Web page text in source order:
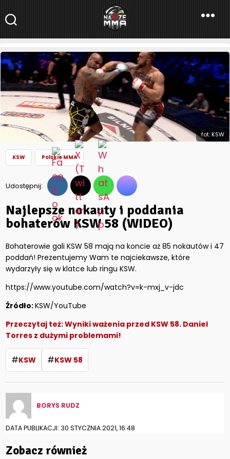
NaszeMMA
NaszeMMA.pl»Aktualności»Polskie MMA»KSW»Najlepsze
nokauty i poddania bohaterów KSW 58 (WIDEO)
fot. KSW
KSW Polskie MMA
Udostępnij:
Najlepsze nokauty i poddania
bohaterów KSW 58 (WIDEO)
Bohaterowie gali KSW 58 mają na koncie aż 85 nokautów i 47
poddań! Prezentujemy Wam te najciekawsze, które
wydarzyły się w klatce lub ringu KSW.
https://www.youtube.com/watch?v=k-mxj_v-jdc
Źródło:KSW/YouTube
Przeczytaj też:Wyniki ważenia przed KSW 58. Daniel
Torres z dużymi problemami!
#KSW #KSW 58
BORYS RUDZ
DATA PUBLIKACJI: 30 STYCZNIA 2021, 16:48
Zobacz również